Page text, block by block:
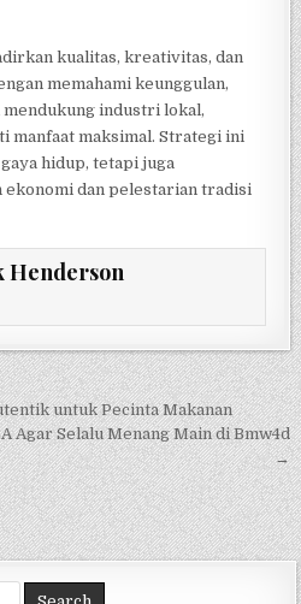
kualitas, kreativitas, dan
memahami keunggulan,
industri lokal,
manfaat maksimal. Strategi ini
hidup, tetapi juga
dan pelestarian tradisi
Henderson
untuk Pecinta Makanan
Agar Selalu Menang Main di Bmw4d
→